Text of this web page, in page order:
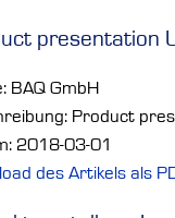
presentation
BAQ GmbH
Product
2018-03-01
des Artikels als